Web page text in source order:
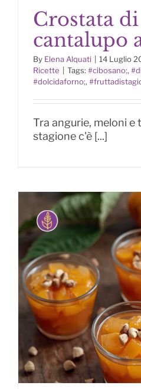
Crostata di
Crostata
cantalupo
By Elena Alquati 14 Luglio
Ricette
Tags: #cibosano;,
#dolcidaforno;,
Tra angurie, meloni
stagione c'è [...]